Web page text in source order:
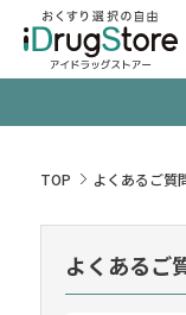
TOP よくあるご質
よくあるご